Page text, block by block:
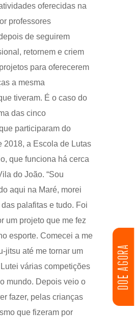
DOE AGORA
oferecidas na
professores
de seguirem
retornem e criem
para oferecerem
a mesma
tiveram. É o caso do
das cinco
participaram do
2018, a Escola de Lutas
que funciona há cerca
do João. “Sou
aqui na Maré, morei
palafitas e tudo. Foi
um projeto que me fez
esporte. Comecei a me
jitsu até me tornar um
várias competições
mundo. Depois veio o
fazer, pelas crianças
que fizeram por